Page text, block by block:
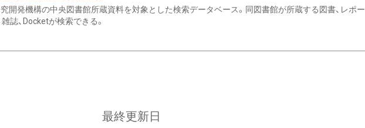
開発機構の中央図書館所蔵資料を対象とした検索データベース。同図書館が所蔵する図書、レポー
雑誌、Docketが検索できる。
最終更新日